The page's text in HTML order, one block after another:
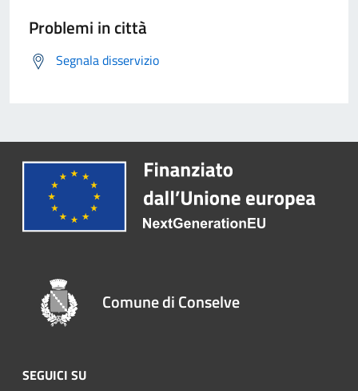
Problemi in città
Segnala disservizio
Comune di Conselve
SEGUICI SU